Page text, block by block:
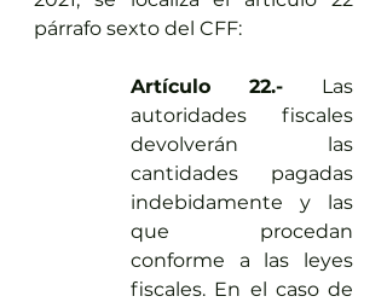
párrafo sexto del CFF:
Artículo 22.- Las
autoridades fiscales
devolverán las
cantidades pagadas
indebidamente y las
que procedan
conforme a las leyes
fiscales. En el caso de